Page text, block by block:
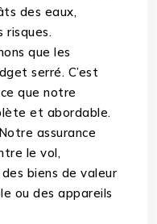
des eaux,
risques.
que les
serré. C’est
que notre
et abordable.
assurance
le vol,
biens de valeur
ou des appareils